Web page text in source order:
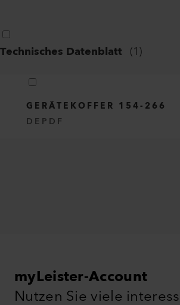
Technisches Datenblatt (1)
GERÄTEKOFFER 154-266
DE PDF
myLeister-Account
Nutzen Sie viele